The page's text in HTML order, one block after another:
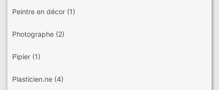
Peintre en décor (1)
Photographe (2)
Pipier (1)
Plasticien.ne (4)